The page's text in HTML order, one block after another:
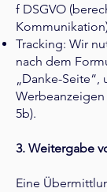
f DSGVO
Tracking: Wir
nach dem
„Danke-Seite“,
Werbeanzeigen
5b).
3. Weitergabe
Eine